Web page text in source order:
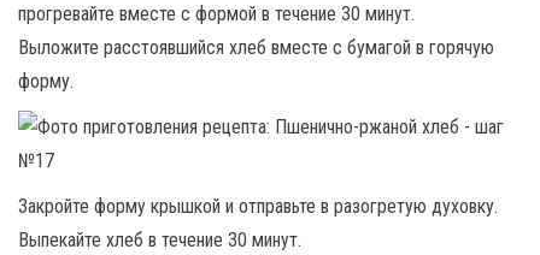
прогревайте вместе с формой в течение 30 минут.
Выложите расстоявшийся хлеб вместе с бумагой в горячую
форму.
Закройте форму крышкой и отправьте в разогретую духовку.
Выпекайте хлеб в течение 30 минут.